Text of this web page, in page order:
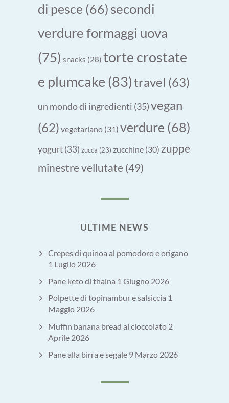
di pesce (66) secondi
verdure formaggi uova
(75) snacks (28) torte crostate
e plumcake (83)travel (63)
un mondo di ingredienti (35)vegan
(62) vegetariano (31) verdure (68)
yogurt(33) zucca (23) zucchine (30) zuppe
minestre vellutate (49)
ULTIME NEWS
Crepes di quinoa al pomodoro e origano
1 Luglio 2026
Pane keto di thaina 1 Giugno 2026
Polpette di topinambur e salsiccia 1
Maggio 2026
Muffin banana bread al cioccolato 2
Aprile 2026
Pane alla birra e segale 9 Marzo 2026